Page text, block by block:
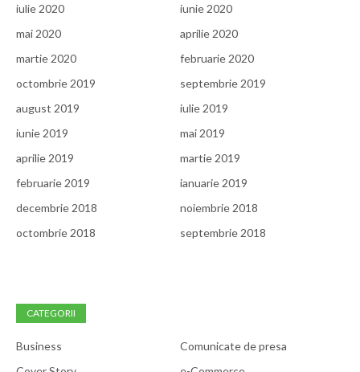
iulie 2020
iunie 2020
mai 2020
aprilie 2020
martie 2020
februarie 2020
octombrie 2019
septembrie 2019
august 2019
iulie 2019
iunie 2019
mai 2019
aprilie 2019
martie 2019
februarie 2019
ianuarie 2019
decembrie 2018
noiembrie 2018
octombrie 2018
septembrie 2018
CATEGORII
Business
Comunicate de presa